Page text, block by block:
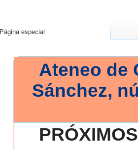
Ateneo de
Sánchez,
Página especial